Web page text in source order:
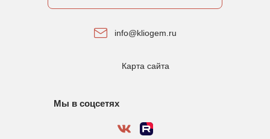
info@kliogem.ru
Карта сайта
Мы в соцсетях